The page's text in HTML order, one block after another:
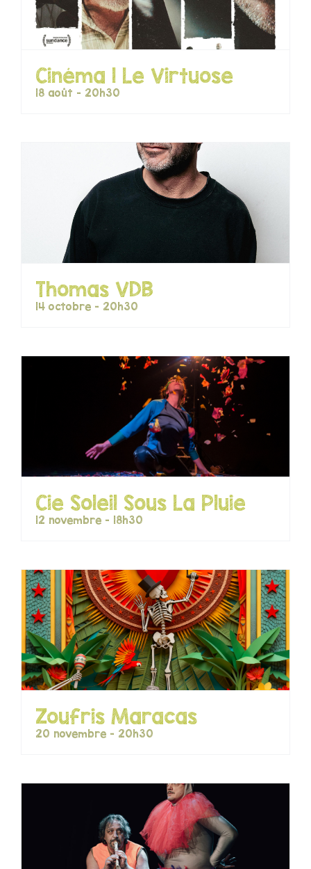
Cinéma | Le Virtuose
18 août - 20h30
Thomas VDB
14 octobre - 20h30
Cie Soleil Sous La Pluie
12 novembre - 18h30
Zoufris Maracas
20 novembre - 20h30